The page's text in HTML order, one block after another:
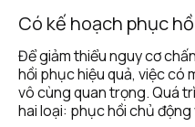
Có kế hoạch phục
Để giảm thiểu nguy cơ
hồi phục hiệu quả, việc có
vô cùng quan trọng. Quá
hai loại: phục hồi chủ